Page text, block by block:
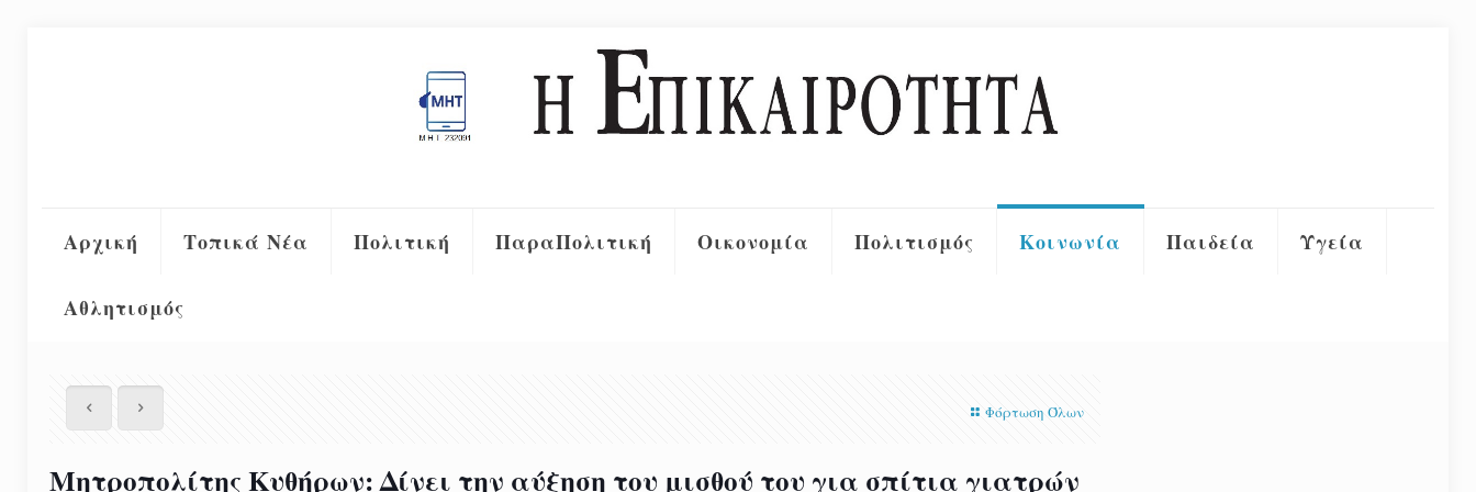
Αρχική Τοπικά Νέα Πολιτική ΠαραΠολιτική Οικονομία Πολιτισμός Κοινωνία Παιδεία Υγεία
Αθλητισμός
Φόρτωση Όλων
Μητροπολίτης Κυθήρων: Δίνει την αύξηση του μισθού του για σπίτια γιατρών